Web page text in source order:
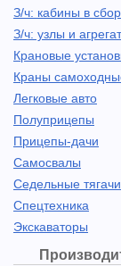
З/ч: кабины в
З/ч: узлы и
Крановые
Краны
Легковые авто
Полуприцепы
Прицепы-дачи
Самосвалы
Седельные тягачи
Спецтехника
Экскаваторы